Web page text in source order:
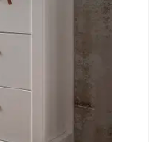
Sie für den privaten
Möbel sind nicht für
Außenbereich geeignet.